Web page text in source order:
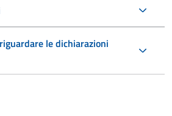
le dichiarazioni